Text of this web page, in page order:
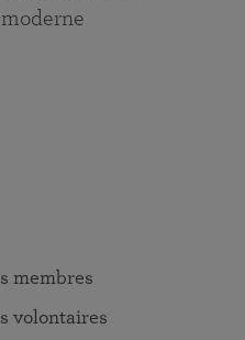
membres
volontaires